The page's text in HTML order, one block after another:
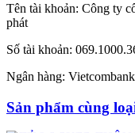
Tên tài khoản: Công ty
phát
Số tài khoản:
Ngân hàng:
Sản phẩm cùng